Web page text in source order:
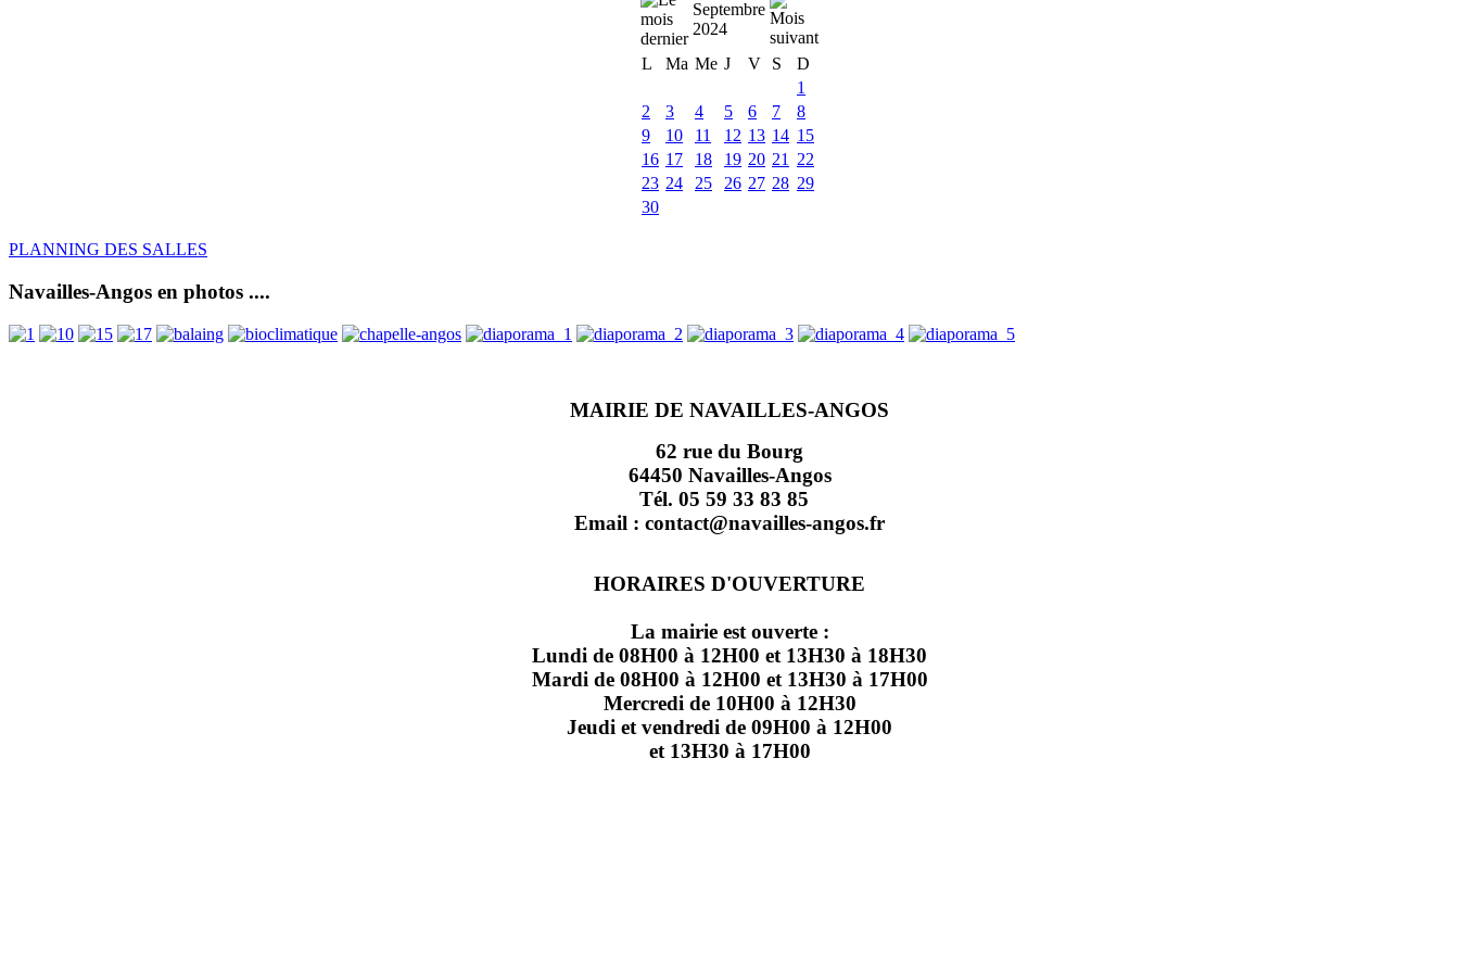
Septembre
2024
L
Ma Me J V S
D
1
2
3 4 5 6 7
8
9
10 11 12 13 14 15
16 17 18 19 20 21
22
23 24 25 26 27 28 29
30
PLANNING DES SALLES
Navailles-Angos en photos ....
MAIRIE DE NAVAILLES-ANGOS
62 rue du Bourg
64450 Navailles-Angos
Tél. 05 59 33 83 85
Email : contact@navailles-angos.fr
HORAIRES D'OUVERTURE
La mairie est ouverte :
Lundi de 08H00 à 12H00 et 13H30 à 18H30
Mardi de 08H00 à 12H00 et 13H30 à 17H00
Mercredi de 10H00 à 12H30
Jeudi et vendredi de 09H00 à 12H00
et 13H30 à 17H00